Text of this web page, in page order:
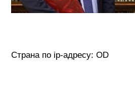
Страна по ip-адресу: OD